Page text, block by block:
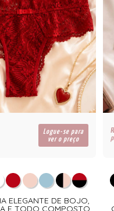
Logue-se para
ver o preço
ELEGANTE DE BOJO,
E TODO COMPOSTO